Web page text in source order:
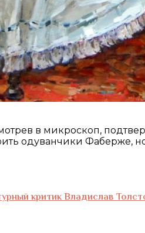
в микроскоп,
одуванчики Фаберже,
критик Владислав